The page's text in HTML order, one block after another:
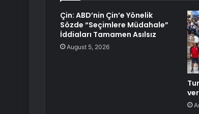
Çin: ABD’nin Çin’e Yönelik
Sözde “Seçimlere Müdahale”
İddiaları Tamamen Asılsız
August 5, 2026